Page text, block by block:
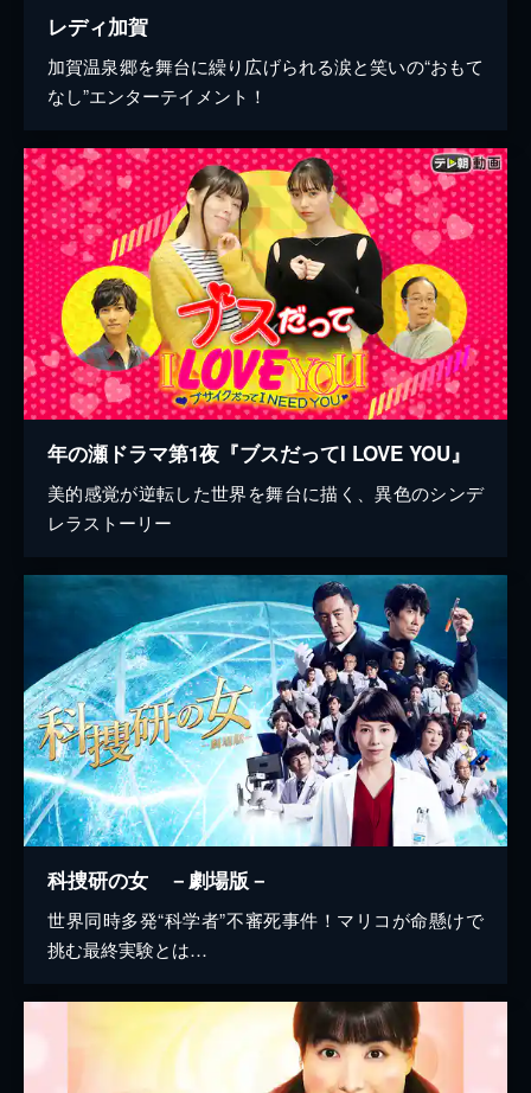
レディ加賀
加賀温泉郷を舞台に繰り広げられる涙と笑いの“おもて
なし”エンターテイメント！
年の瀬ドラマ第1夜『ブスだってI LOVE YOU』
美的感覚が逆転した世界を舞台に描く、異色のシンデ
レラストーリー
科捜研の女 －劇場版－
世界同時多発“科学者”不審死事件！マリコが命懸けで
挑む最終実験とは…